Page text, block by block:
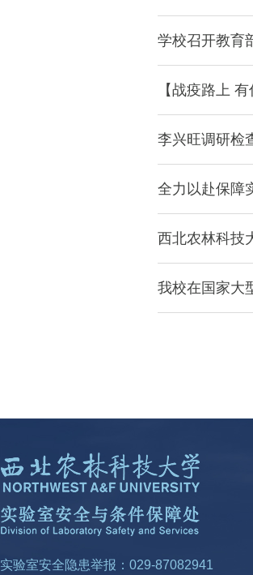
学校召开教育
【战疫路上
李兴旺调研检
全力以赴保障
西北农林科技
我校在国家大
实验室安全隐患举报：029-87082941